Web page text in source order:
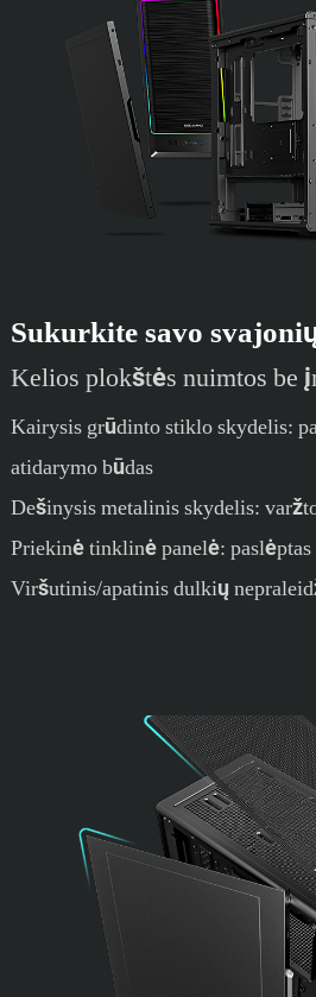
Sukurkite savo
Kelios plokštės nuimtos be
Kairysis grūdinto stiklo skydelis:
atidarymo būdas
Dešinysis metalinis skydelis:
Priekinė tinklinė panelė: paslėptas
Viršutinis/apatinis dulkių